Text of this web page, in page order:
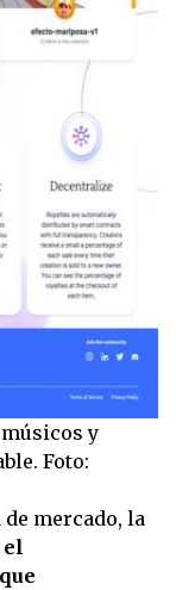
y
Foto:
mercado, la
el